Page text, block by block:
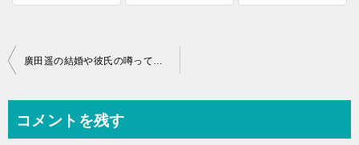
投
ビ
廣田遥の結婚や彼氏の噂って！父や育った実家はどんな？
コメントを残す